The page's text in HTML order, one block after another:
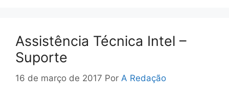
Assistência Técnica Intel –
Suporte
16 de março de 2017 Por A Redação